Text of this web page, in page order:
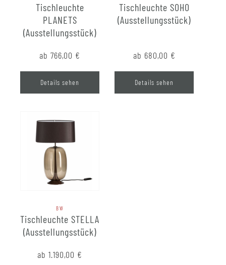
Tischleuchte
PLANETS
(Ausstellungsstück)
ab 766,00 €
Details sehen
Tischleuchte SOHO
(Ausstellungsstück)
ab 680,00 €
Details sehen
BW
Tischleuchte STELLA
(Ausstellungsstück)
ab 1.190,00 €